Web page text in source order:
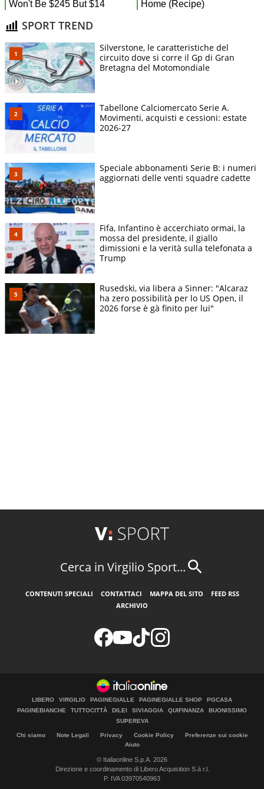
SPORT TREND
Silverstone, le caratteristiche del
circuito dove si corre il Gp di Gran
Bretagna del Motomondiale
Tabellone Calciomercato Serie A.
Movimenti, acquisti e cessioni: estate
2026-27
Speciale abbonamenti Serie B: i numeri
aggiornati delle venti squadre cadette
Fifa, Infantino è accerchiato ormai, la
mossa del presidente, il giallo
dimissioni e la verità sulla telefonata a
Trump
Rusedski, via libera a Sinner: "Alcaraz
ha zero possibilità per lo US Open, il
2026 forse è gà finito per lui"
Cerca in Virgilio Sport...
CONTENUTI SPECIALI CONTATTACI MAPPA DEL SITO
FEED RSS
ARCHIVIO
LIBERO VIRGILIO PAGINEGIALLE PAGINEGIALLE SHOP
PGCASA
PAGINEBIANCHE
TUTTOCITTÀ DILEI SIVIAGGIA QUIFINANZA
BUONISSIMO
SUPEREVA
Chi siamo Note Legali Privacy Cookie Policy
Preferenze sui cookie
Aiuto
© Italiaonline S.p.A. 2026
Direzione e coordinamento di Libero Acquisition S.á r.l.
P. IVA 03970540963